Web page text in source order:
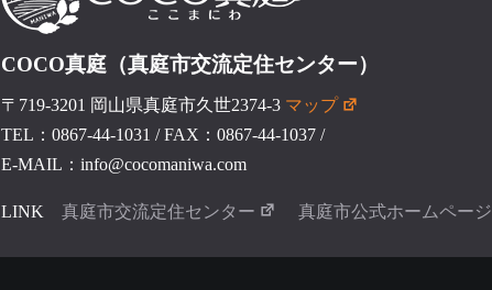
COCO真庭（真庭市交流定住センター）
〒719-3201 岡山県真庭市久世2374-3 マップ
TEL：0867-44-1031 /FAX：0867-44-1037/
E-MAIL：info@cocomaniwa.com
LINK 真庭市交流定住センター 真庭市公式ホームページ